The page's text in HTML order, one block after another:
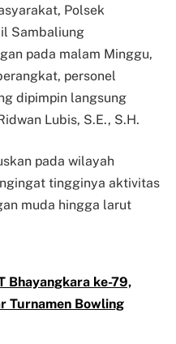
Polsek
Sambaliung
pada malam Minggu,
personel
dipimpin langsung
Lubis, S.E., S.H.
pada wilayah
tingginya aktivitas
muda hingga larut
Bhayangkara ke-79,
Turnamen Bowling